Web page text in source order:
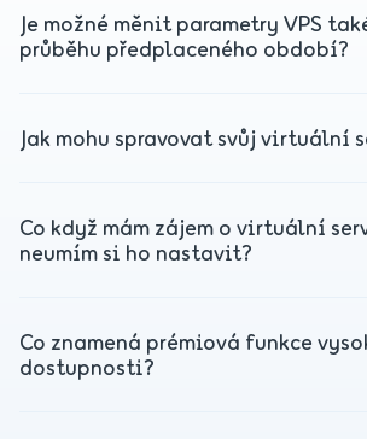
Je možné měnit parametry VPS
průběhu předplaceného období?
pohodlně sami upravit ve svém
projeví ihned po uhrazení cenového
Jak mohu spravovat svůj virtuální
VPS – je možné jej restartovat, přihlásit
přehled, co se na serveru děje díky
integrovanému monitoringu.
Co když mám zájem o virtuální
neumím si ho nastavit?
vyžaduje řadu technických znalostí. Se
serverů vám poskytneme v daném
plnohodnotnou asistenci při jeho správě.
Co znamená prémiová funkce
dostupnosti?